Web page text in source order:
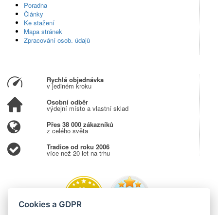
Poradna
Články
Ke stažení
Mapa stránek
Zpracování osob. údajů
Rychlá objednávka
v jediném kroku
Osobní odběr
výdejní místo a vlastní sklad
Přes 38 000 zákazníků
z celého světa
Tradice od roku 2006
více než 20 let na trhu
Cookies a GDPR